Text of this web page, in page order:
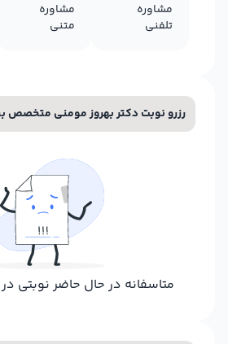
مشاوره
تلفنی
مشاوره
متنی
رزرو نوبت دکتر بهروز مومنی متخصص
متاسفانه در حال حاضر نوبتی